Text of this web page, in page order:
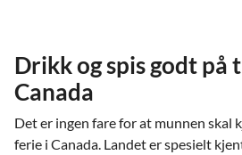
Drikk og spis godt på
Canada
Det er ingen fare for at munnen skal
ferie i Canada. Landet er spesielt